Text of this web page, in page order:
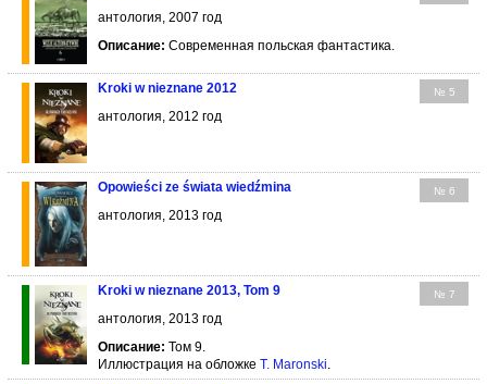
антология, 2007 год
Описание: Современная польская фантастика.
№ 5
Kroki w nieznane 2012
антология, 2012 год
№ 6
Opowieści ze świata wiedźmina
антология, 2013 год
№ 7
Kroki w nieznane 2013, Tom 9
антология, 2013 год
Описание: Том 9.
Иллюстрация на обложке Т. Маronski.